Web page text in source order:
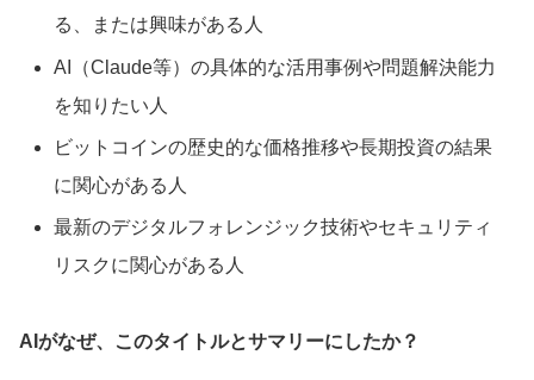
る、または興味がある人
AI（Claude等）の具体的な活用事例や問題解決能力
を知りたい人
ビットコインの歴史的な価格推移や長期投資の結果
に関心がある人
最新のデジタルフォレンジック技術やセキュリティ
リスクに関心がある人
AIがなぜ、このタイトルとサマリーにしたか？